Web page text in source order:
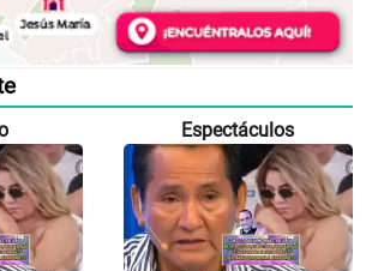
Espectáculos